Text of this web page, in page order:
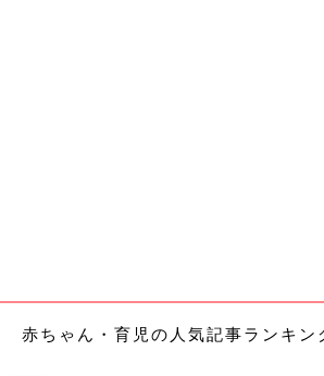
赤ちゃん・育児の人気記事ランキン